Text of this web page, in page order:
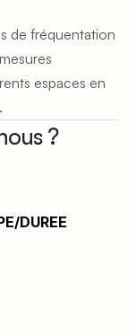
de fréquentation
espaces en
?
DUREE